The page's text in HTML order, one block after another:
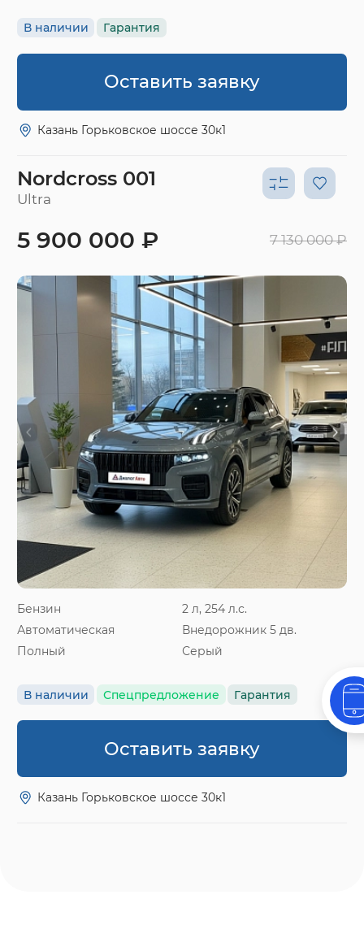
В наличии Гарантия
Оставить заявку
Казань Горьковское шоссе 30к1
Nordcross 001
Ultra
Бензин
2 л, 254 л.с.
Автоматическая
Внедорожник 5 дв.
Полный
Серый
В наличии Спецпредложение Гарантия
5 900 000 ₽ 7 130 000 ₽
Оставить заявку
Казань Горьковское шоссе 30к1